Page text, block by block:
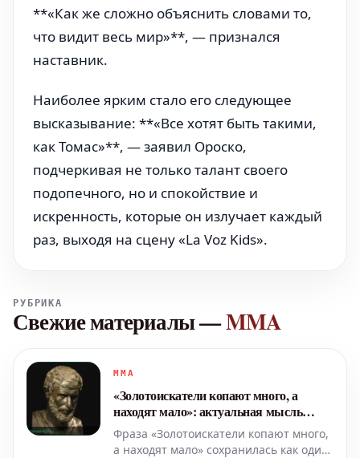
**«Как же сложно объяснить словами то,
что видит весь мир»**, — признался
наставник.
Наиболее ярким стало его следующее
высказывание: **«Все хотят быть такими,
как Томас»**, — заявил Ороско,
подчеркивая не только талант своего
подопечного, но и спокойствие и
искренность, которые он излучает каждый
раз, выходя на сцену «La Voz Kids».
РУБРИКА
Свежие материалы—MMA
MMA
«Золотоискатели копают много, а
находят мало»: актуальная мысль
Гераклита
Фраза «Золотоискатели копают много,
а находят мало» сохранилась как один